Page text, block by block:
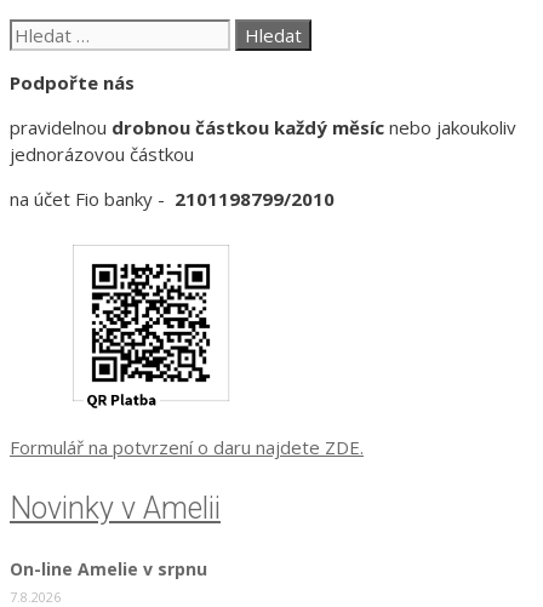
Hledat:
Podpořte nás
pravidelnou drobnou částkou každý měsíc nebo jakoukoliv
jednorázovou částkou
na účet Fio banky - 2101198799/2010
Formulář na potvrzení o daru najdete ZDE.
Novinky v Amelii
On-line Amelie v srpnu
7.8.2026